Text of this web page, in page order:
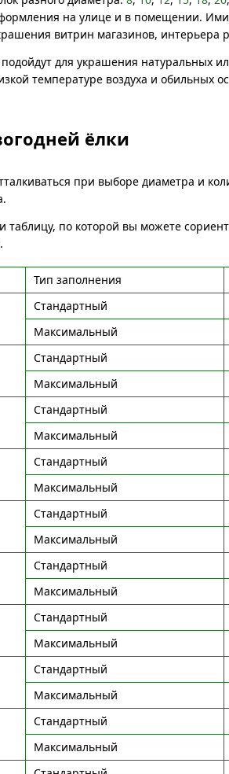
на улице и в помещении.
витрин магазинов, интерьера
для украшения натуральных
температуре воздуха и обильных
ёлки
при выборе диаметра и
таблицу, по которой вы можете
Тип заполнения
Стандартный
Максимальный
Стандартный
Максимальный
Стандартный
Максимальный
Стандартный
Максимальный
Стандартный
Максимальный
Стандартный
Максимальный
Стандартный
Максимальный
Стандартный
Максимальный
Стандартный
Максимальный